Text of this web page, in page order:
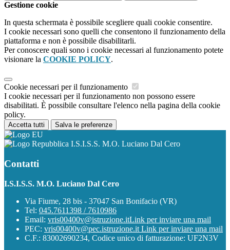
Gestione cookie
In questa schermata è possibile scegliere quali cookie consentire.
I cookie necessari sono quelli che consentono il funzionamento della
piattaforma e non è possibile disabilitarli.
Per conoscere quali sono i cookie necessari al funzionamento potete
visionare la COOKIE POLICY.
Cookie necessari per il funzionamento
I cookie necessari per il funzionamento non possono essere
disabilitati. È possibile consultare l'elenco nella pagina della cookie
policy.
Accetta tutti Salva le preferenze
I.S.I.S.S. M.O. Luciano Dal Cero
Contatti
I.S.I.S.S. M.O. Luciano Dal Cero
Via Fiume, 28 bis - 37047 San Bonifacio (VR)
Tel: 045.7611398 / 7610986
Email: vris00400v@istruzione.itLink per inviare una mail
PEC: vris00400v@pec.istruzione.it Link per inviare una mail
C.F.: 83002690234, Codice unico di fatturazione: UF2N3V